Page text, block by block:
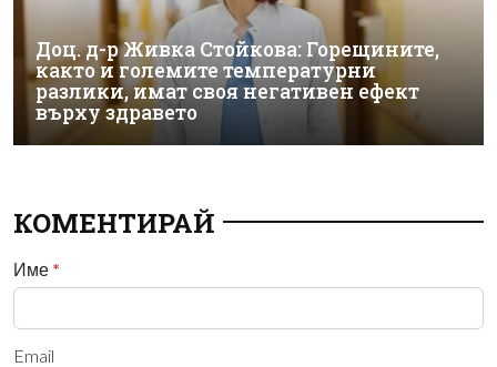
Доц. д-р Живка Стойкова: Горещините,
както и големите температурни
разлики, имат своя негативен ефект
върху здравето
КОМЕНТИРАЙ
Име *
Email